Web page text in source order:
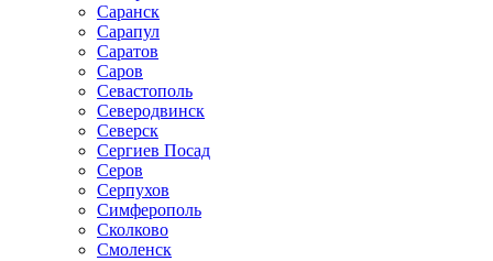
Саранск
Сарапул
Саратов
Саров
Севастополь
Северодвинск
Северск
Сергиев Посад
Серов
Серпухов
Симферополь
Сколково
Смоленск